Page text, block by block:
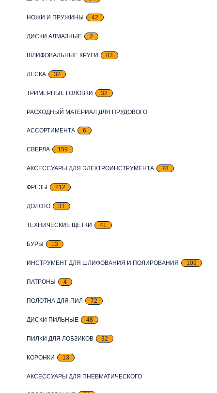
НОЖИ И ПРУЖИНЫ 42
ДИСКИ АЛМАЗНЫЕ 2
ШЛИФОВАЛЬНЫЕ КРУГИ 83
ЛЕСКА 32
ТРИМЕРНЫЕ ГОЛОВКИ 32
РАСХОДНЫЙ МАТЕРИАЛ ДЛЯ ПРУДОВОГО
АССОРТИМЕНТА 6
СВЕРЛА 159
АКСЕССУАРЫ ДЛЯ ЭЛЕКТРОИНСТРУМЕНТА 78
ФРЕЗЫ 212
ДОЛОТО 31
ТЕХНИЧЕСКИЕ ЩЕТКИ 41
БУРЫ 13
ИНСТРУМЕНТ ДЛЯ ШЛИФОВАНИЯ И ПОЛИРОВАНИЯ 109
ПАТРОНЫ 4
ПОЛОТНА ДЛЯ ПИЛ 72
ДИСКИ ПИЛЬНЫЕ 48
ПИЛКИ ДЛЯ ЛОБЗИКОВ 32
КОРОНКИ 13
АКСЕССУАРЫ ДЛЯ ПНЕВМАТИЧЕСКОГО